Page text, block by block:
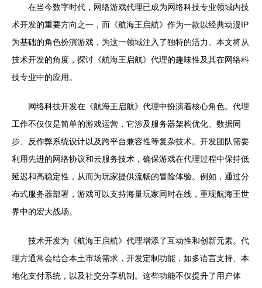
在当今数字时代，网络游戏代理已成为网络科技专业领域内技
术开发的重要方向之一，而《航海王启航》作为一款以经典动漫IP
为基础的角色扮演游戏，为这一领域注入了独特的活力。本文将从
技术开发的角度，探讨《航海王启航》代理的趣味性及其在网络科
技专业中的应用。
网络科技开发在《航海王启航》代理中扮演着核心角色。代理
工作不仅仅是简单的游戏运营，它涉及服务器架构优化、数据同
步、反作弊系统设计以及跨平台兼容性等复杂技术。开发团队需要
利用先进的网络协议和云服务技术，确保游戏在代理过程中保持低
延迟和高稳定性，从而为玩家提供流畅的冒险体验。例如，通过分
布式服务器部署，游戏可以支持海量玩家同时在线，重现航海王世
界中的宏大战场。
技术开发为《航海王启航》代理增添了互动性和创新元素。代
理方通常会结合本土市场需求，开发定制功能，如多语言支持、本
地化支付系统，以及社交分享机制。这些功能不仅提升了用户体